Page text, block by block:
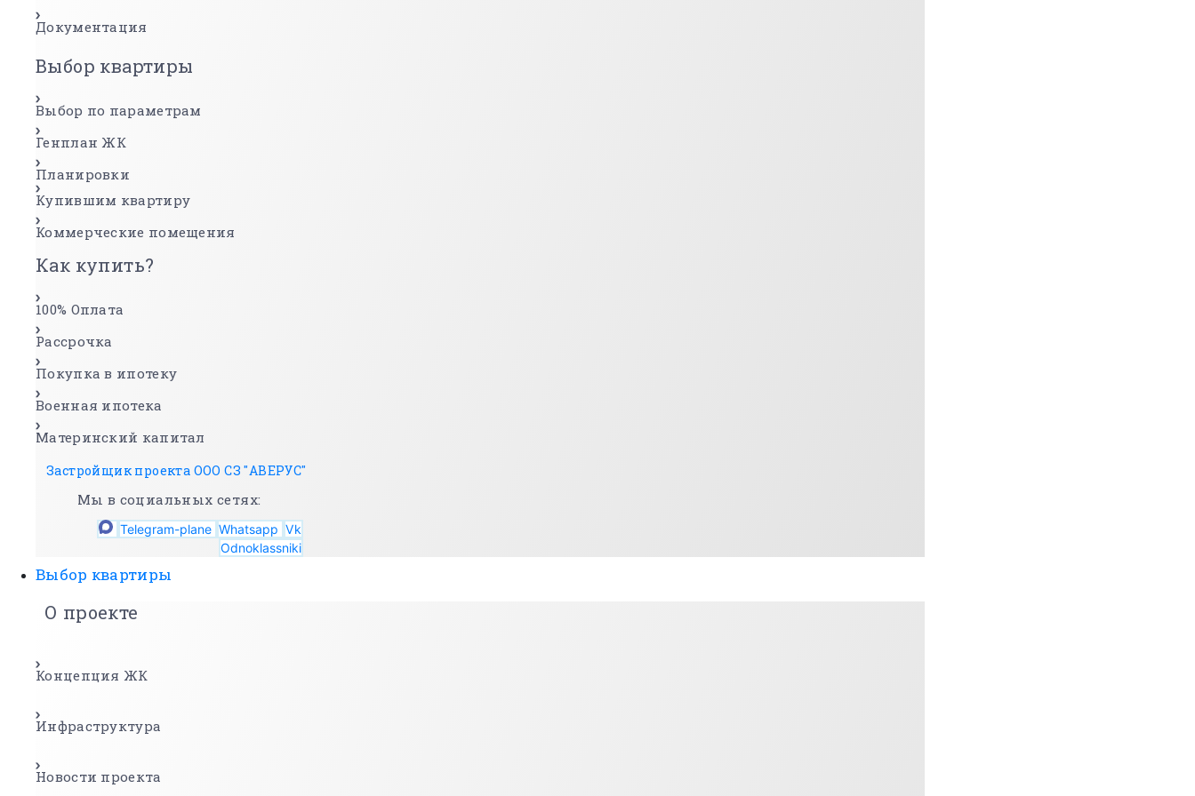
Документация
Выбор квартиры
Выбор по параметрам
Генплан ЖК
Планировки
Купившим квартиру
Коммерческие помещения
Как купить?
100% Оплата
Рассрочка
Покупка в ипотеку
Военная ипотека
Материнский капитал
Застройщик проекта ООО СЗ "АВЕРУС"
Мы в социальных сетях:
Telegram-plane Whatsapp Vk
Odnoklassniki
Выбор квартиры
О проекте
Концепция ЖК
Инфраструктура
Новости проекта